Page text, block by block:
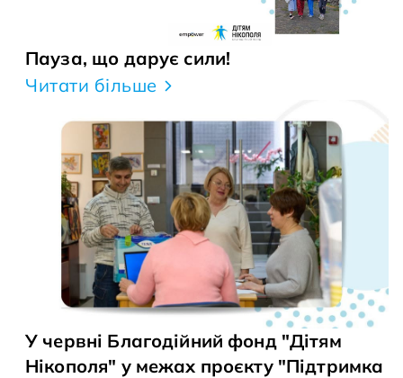
Пауза, що дарує сили!
Читати більше
У червні Благодійний фонд "Дітям
Нікополя" у межах проєкту "Підтримка